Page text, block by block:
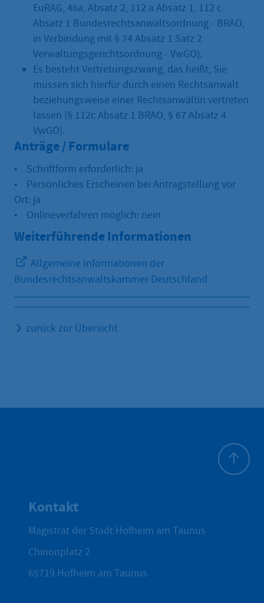
EuRAG, 46a, Absatz 2, 112 a Absatz 1, 112 c
Absatz 1 Bundesrechtsanwaltsordnung - BRAO,
in Verbindung mit § 74 Absatz 1 Satz 2
Verwaltungsgerichtsordnung - VwGO).
Es besteht Vertretungszwang, das heißt, Sie
müssen sich hierfür durch einen Rechtsanwalt
beziehungsweise einer Rechtsanwältin vertreten
lassen (§ 112c Absatz 1 BRAO, § 67 Absatz 4
VwGO).
Anträge / Formulare
• Schriftform erforderlich: ja
• Persönliches Erscheinen bei Antragstellung vor
Ort: ja
• Onlineverfahren möglich: nein
Weiterführende Informationen
Allgemeine Informationen der
Bundesrechtsanwaltskammer Deutschland
zurück zur Übersicht
Kontakt
Magistrat der Stadt Hofheim am Taunus
Chinonplatz 2
65719 Hofheim am Taunus